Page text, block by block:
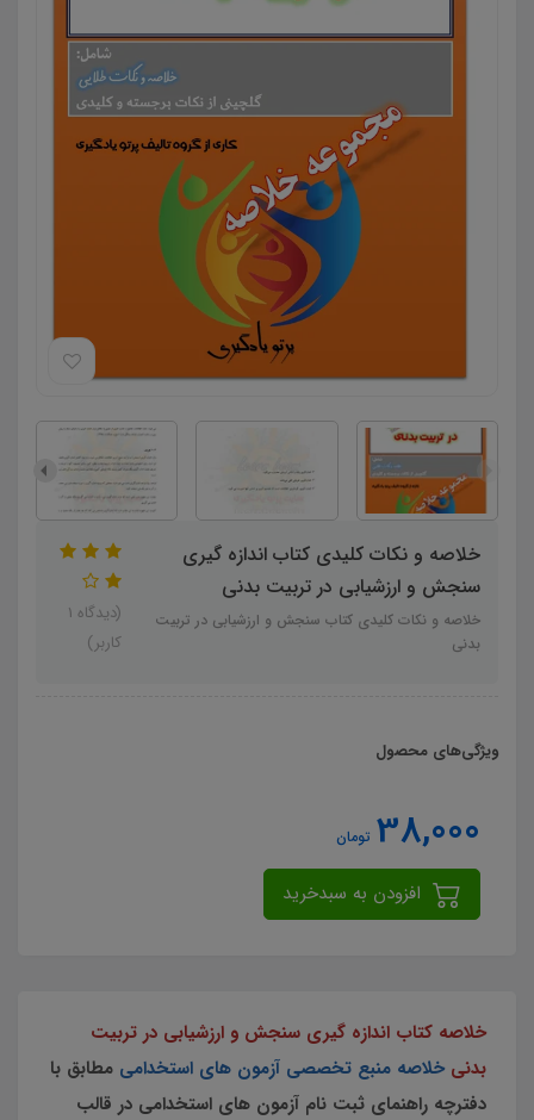
خلاصه و نکات کلیدی کتاب اندازه گيري
سنجش و ارزشيابي در تربيت بدني
خلاصه و نکات کلیدی کتاب سنجش و ارزشيابي در تربيت
بدني
(دیدگاه 1
کاربر)
ویژگی‌های محصول
38,000 تومان
خلاصه کتاب اندازه گيري سنجش و ارزشيابي در تربيت
بدني خلاصه منبع تخصصی آزمون های استخدامی مطابق با
دفترچه راهنمای ثبت نام آزمون های استخدامی در قالب